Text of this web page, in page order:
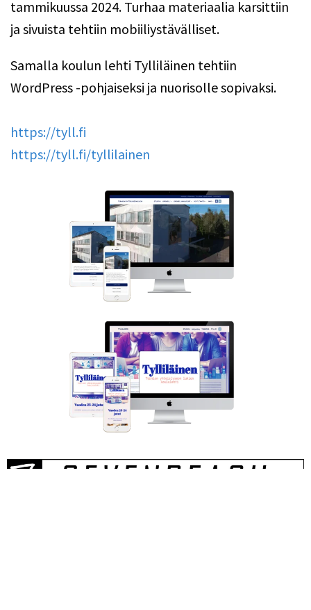
tammikuussa 2024. Turhaa materiaalia karsittiin
ja sivuista tehtiin mobiiliystävälliset.
Samalla koulun lehti Tylliläinen tehtiin
WordPress -pohjaiseksi ja nuorisolle sopivaksi.
https://tyll.fi
https://tyll.fi/tyllilainen